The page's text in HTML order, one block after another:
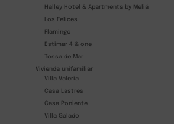
Halley Hotel & Apartments by Meliá
Los Felices
Flamingo
Estimar 4 & one
Tossa de Mar
Vivienda unifamiliar
Villa Valeria
Casa Lastres
Casa Poniente
Villa Galado